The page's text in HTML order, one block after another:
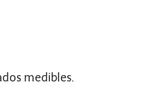
medibles.